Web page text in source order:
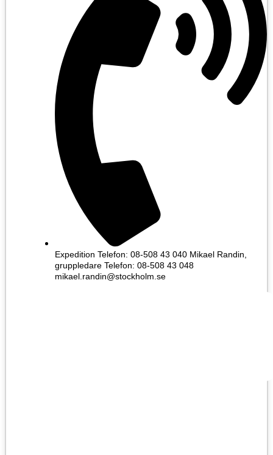
Expedition Telefon: 08-508 43 040 Mikael Randin,
gruppledare Telefon: 08-508 43 048
mikael.randin@stockholm.se